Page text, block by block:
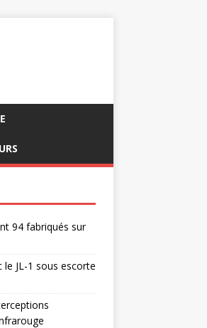
94 fabriqués sur
JL-1 sous escorte